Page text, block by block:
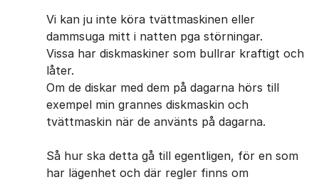
Vi kan ju inte köra tvättmaskinen eller
dammsuga mitt i natten pga störningar.
Vissa har diskmaskiner som bullrar kraftigt och
låter.
Om de diskar med dem på dagarna hörs till
exempel min grannes diskmaskin och
tvättmaskin när de använts på dagarna.
Så hur ska detta gå till egentligen, för en som
har lägenhet och där regler finns om